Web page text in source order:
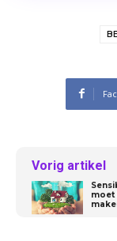
Vorig artikel
moet